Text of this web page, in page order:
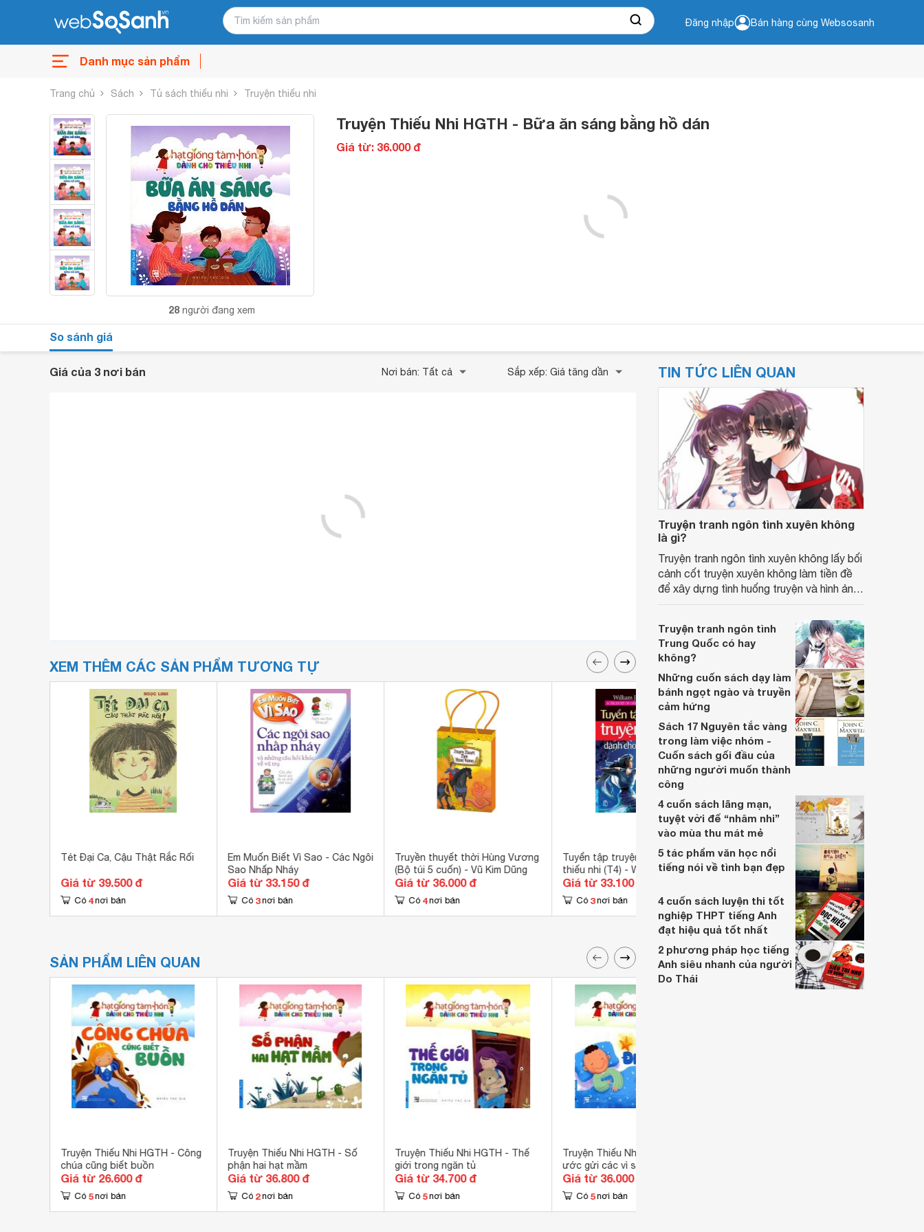
Đăng nhập Bán hàng cùng Websosanh
Danh mục sản phẩm
Trang chủ Sách Tủ sách thiếu nhi Truyện thiếu nhi
28 người đang xem
Truyện Thiếu Nhi HGTH - Bữa ăn sáng bằng hồ dán
Giá từ: 36.000 đ
So sánh giá
Giá của 3 nơi bán Nơi bán: Tất cả Sắp xếp: Giá tăng dần
XEM THÊM CÁC SẢN PHẨM TƯƠNG TỰ
Tét Đại Ca, Cậu Thật Rắc Rối
Giá từ 39.500 đ
Có 4 nơi bán
Em Muốn Biết Vì Sao - Các Ngôi
Sao Nhấp Nháy
Giá từ 33.150 đ
Có 3 nơi bán
Truyền thuyết thời Hùng Vương
(Bộ túi 5 cuốn) - Vũ Kim Dũng
Giá từ 36.000 đ
Có 4 nơi bán
Tuyển tập truyện hay dành cho
thiếu nhi (T4) - William J.
Bennett
Giá từ 33.100 đ
Có 3 nơi bán
Thơ Thụy Anh - Vui Cùng Tiếng
Việt
Giá từ 37.400 đ
Có 5 nơi bán
SẢN PHẨM LIÊN QUAN
Truyện Thiếu Nhi HGTH - Công
chúa cũng biết buồn
Giá từ 26.600 đ
Có 5 nơi bán
Truyện Thiếu Nhi HGTH - Số
phận hai hạt mầm
Giá từ 36.800 đ
Có 2 nơi bán
Truyện Thiếu Nhi HGTH - Thế
giới trong ngăn tủ
Giá từ 34.700 đ
Có 5 nơi bán
Truyện Thiếu Nhi HGTH - Điều
ước gửi các vì sao
Giá từ 36.000 đ
Có 5 nơi bán
TIN TỨC LIÊN QUAN
Truyện tranh ngôn tình xuyên không
là gì?
Truyện tranh ngôn tình xuyên không lấy bối
cảnh cốt truyện xuyên không làm tiền đề
để xây dựng tình huống truyện và hình ảnh
Truyện tranh ngôn tình
Trung Quốc có hay
không?
Những cuốn sách dạy làm
bánh ngọt ngào và truyền
cảm hứng
Sách 17 Nguyên tắc vàng
trong làm việc nhóm -
Cuốn sách gối đầu của
những người muốn thành
công
4 cuốn sách lãng mạn,
tuyệt vời để “nhâm nhi”
vào mùa thu mát mẻ
5 tác phẩm văn học nổi
tiếng nói về tình bạn đẹp
4 cuốn sách luyện thi tốt
nghiệp THPT tiếng Anh
đạt hiệu quả tốt nhất
2 phương pháp học tiếng
Anh siêu nhanh của người
Do Thái